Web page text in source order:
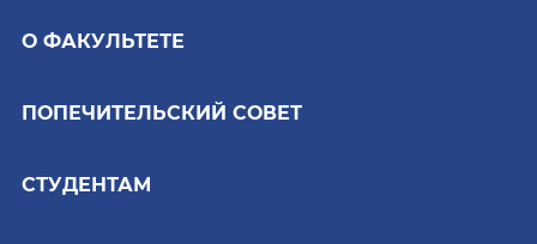
О ФАКУЛЬТЕТЕ
ПОПЕЧИТЕЛЬСКИЙ СОВЕТ
СТУДЕНТАМ